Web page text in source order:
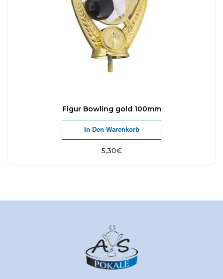
Figur Bowling gold 100mm
5,30€
In Den Warenkorb